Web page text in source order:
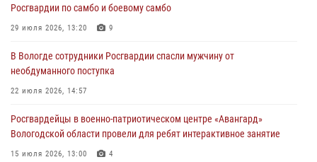
ЗА МИНУВШУЮ НЕДЕЛЮ СОТРУДНИКАМИ ВНЕВЕДОМСТВЕННОЙ
ОХРАНЫ РОСГВАРДИИ В ВОЛОГОДСКОЙ ОБЛАСТИ ЗАДЕРЖАНО 23
02 августа 2026, 10:37
Росгвардейцы в г. Соколе задержали несовершеннолетнего
31 июля 2026, 06:43
В Вологде стартовал Чемпионат Северо-Западного округа
Росгвардии по самбо и боевому самбо
29 июля 2026, 13:20 9
В Вологде сотрудники Росгвардии спасли мужчину от
необдуманного поступка
22 июля 2026, 14:57
Росгвардейцы в военно-патриотическом центре «Авангард»
Вологодской области провели для ребят интерактивное занятие
15 июля 2026, 13:00 4